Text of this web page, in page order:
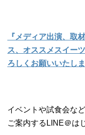
『メディア出演、取
ス、オススメスイー
ろしくお願いいたしま
イベントや試食会な
ご案内するLINE＠は